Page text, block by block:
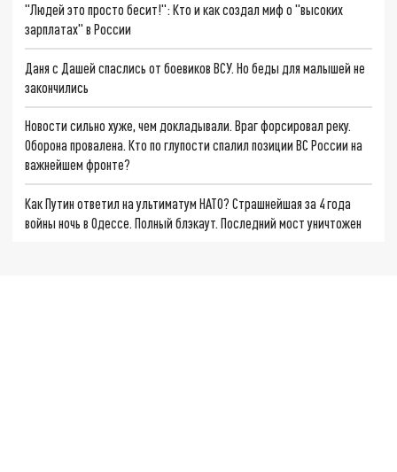
"Людей это просто бесит!": Кто и как создал миф о "высоких
зарплатах" в России
Даня с Дашей спаслись от боевиков ВСУ. Но беды для малышей не
закончились
Новости сильно хуже, чем докладывали. Враг форсировал реку.
Оборона провалена. Кто по глупости спалил позиции ВС России на
важнейшем фронте?
Как Путин ответил на ультиматум НАТО? Страшнейшая за 4 года
войны ночь в Одессе. Полный блэкаут. Последний мост уничтожен